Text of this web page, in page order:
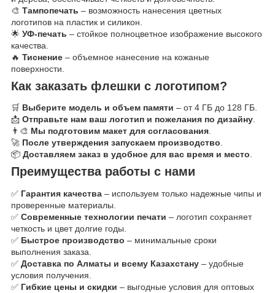
🎨 Тампопечать – возможность нанесения цветных
логотипов на пластик и силикон.
🌟 УФ-печать – стойкое полноцветное изображение высокого
качества.
🔥 Тиснение – объемное нанесение на кожаные
поверхности.
Как заказать флешки с логотипом?
🛒 Выберите модель и объем памяти – от 4 ГБ до 128 ГБ.
📩 Отправьте нам ваш логотип и пожелания по дизайну.
👨‍🎨 Мы подготовим макет для согласования.
🚀 После утверждения запускаем производство.
📦 Доставляем заказ в удобное для вас время и место.
Преимущества работы с нами
✅ Гарантия качества – используем только надежные чипы и
проверенные материалы.
✅ Современные технологии печати – логотип сохраняет
четкость и цвет долгие годы.
✅ Быстрое производство – минимальные сроки
выполнения заказа.
✅ Доставка по Алматы и всему Казахстану – удобные
условия получения.
✅ Гибкие цены и скидки – выгодные условия для оптовых